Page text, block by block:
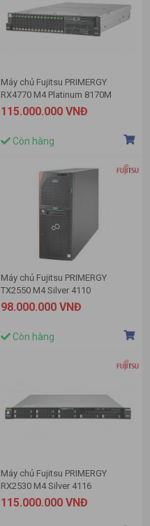
Máy chủ Fujitsu PRIMERGY
RX4770 M4 Platinum 8170M
115.000.000 VNĐ
Còn hàng
Máy chủ Fujitsu PRIMERGY
TX2550 M4 Silver 4110
98.000.000 VNĐ
Còn hàng
Máy chủ Fujitsu PRIMERGY
RX2530 M4 Silver 4116
115.000.000 VNĐ